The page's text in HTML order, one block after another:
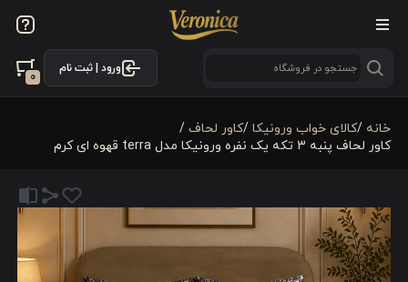
ورود | ثبت نام
0
خانه /کالای خواب ورونیکا /کاور لحاف /
کاور لحاف پنبه 3 تکه یک نفره ورونیکا مدل terra قهوه ای کرم